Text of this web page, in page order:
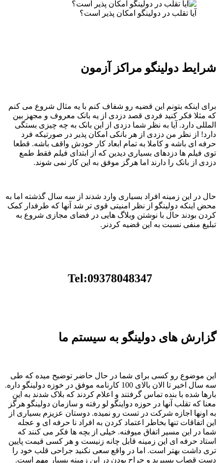
آیا تقلب در دولینگو امکان پذیر است؟
شرایط دولینگو مراکز آزمون
برای اینکه بتونم این قضیه رو شفاف کنم با یه مثال شروع می کنم
که مثلا فکر کنید فردی قصد دزدی از یه بانک معروف و مجهز بین
المللی دارد. آیا به نظر شما دزدی از این بانک به چه چیزی بستگی
دارد! از نظر من دزدی از هر بانکی امکان پذیر در صورتیکه فرد
حرفه ای باشه و کاملا به تمام ابعاد کار خودش واقف باشه. قطعا
توی فیلم ها دزدهای بسیاری دیدین که از ابتدای فیلم فقط طمع
دزدی از بانک را دارند اما هرگز موفق به این کار نمی شوند.
حال در این زمینه افراد بسیاری وارد شدند از سه سال گذشته اما به
محض اینکه دولینگو از نظر امنیتی قوی تر شد آنها که طرفدار کمک
کردن بودند حال با نوشتن وبلاگ هایی در فضای مجازی شروع به
تبلیغ منفی نسبت به این قضیه کردنر.
Tel:09378048347
گزارش های دولینگو به سیستم ما
این موضوع رو کسی برای شما در حال حاضر توضیح میده که طی
سه سال اخیر تا الان بالای 100 کارنامه موفق در خوزه دولینگو داره.
بارها شده با بنده تماس گرفتند و اعلام کردند که بلاک شدند به این
معنا که تقلب آنها در حوزه دواینگو لو رفته و سازمان دولینگو هرگز
به اونها اجازه شرکت در تست رو نمیده. دوستان عزیزم بسیاری از
این اتفاقات تنها بخاطر اعتماد کردن به افراد نا حرفه ای و عجله
شما در این مسیر اتفاق میوفنه. خیلی از بچه ها فکر می کنند که
استاد حرفه ای این زمینه قابل چانه زنیست و هر کسی قیمت پایین
تری داشت بهتر است. اما در واقع سعی نکنید جراحی قلب خود را
دست قصاب بسپرید و جراح بودن در این زمینه بسیار مهم است.